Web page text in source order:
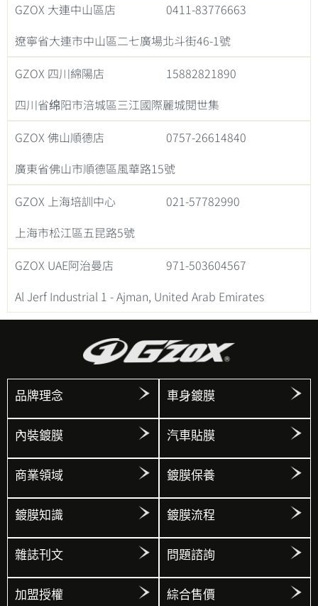
GZOX 大連中山區店
0411-83776663
遼寧省大連市中山區二七廣場北斗街46-1號
GZOX 四川綿陽店
15882821890
四川省绵阳市涪城區三江國際麗城閱世集
GZOX 佛山順德店
0757-26614840
廣東省佛山市順德區風華路15號
GZOX 上海培訓中心
021-57782990
上海市松江區五昆路5號
GZOX UAE阿治曼店
971-503604567
Al Jerf Industrial 1 - Ajman, United Arab Emirates
品牌理念 車身鍍膜
內裝鍍膜 汽車貼膜
商業領域 鍍膜保養
鍍膜知識 鍍膜流程
雜誌刊文 問題諮詢
加盟授權 綜合售價